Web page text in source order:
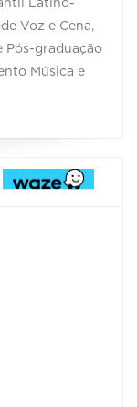
Latino-
Voz e Cena,
Pós-graduação
Música e